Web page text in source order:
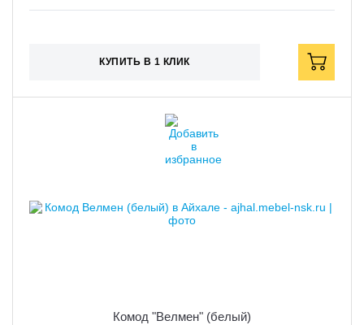
КУПИТЬ В 1 КЛИК
Комод "Велмен" (белый)